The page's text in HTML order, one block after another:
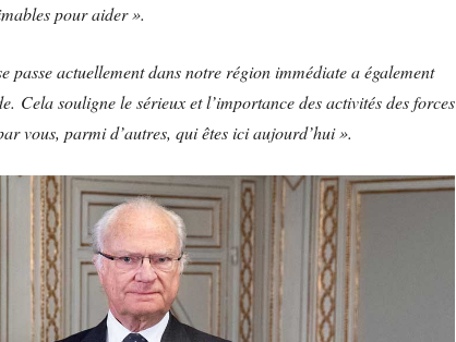
pour aider ».
passe actuellement dans notre région immédiate a également
Cela souligne le sérieux et l’importance des activités des forces
vous, parmi d’autres, qui êtes ici aujourd’hui ».